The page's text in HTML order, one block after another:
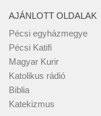
AJÁNLOTT OLDALAK
Pécsi egyházmegye
Pécsi Katifi
Magyar Kurir
Katolikus rádió
Biblia
Katekizmus